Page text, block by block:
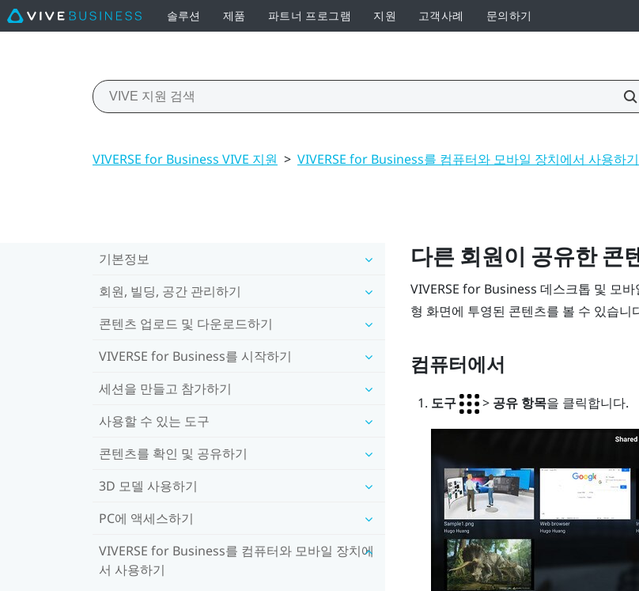
솔루션 제품 파트너 프로그램 지원 고객사례 문의하기
VIVERSE for Business VIVE 지원 > VIVERSE for Business를 컴퓨터와 모바일 장치에서 사용하기
기본정보
회원, 빌딩, 공간 관리하기
콘텐츠 업로드 및 다운로드하기
VIVERSE for Business를 시작하기
세션을 만들고 참가하기
사용할 수 있는 도구
콘텐츠를 확인 및 공유하기
3D 모델 사용하기
PC에 액세스하기
VIVERSE for Business를 컴퓨터와 모바일 장치에
서 사용하기
다른 회원이 공유한 콘
VIVERSE for Business 데스크톱 및 모
형 화면에 투영된 콘텐츠를 볼 수 있습니
컴퓨터에서
도구 > 공유 항목을 클릭합니다.